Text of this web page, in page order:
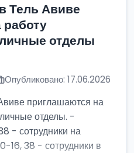
Тель Авиве
отделы
Опубликовано: 17.06.2026
приглашаются на
отделы. -
- сотрудники на
16, 38 - сотрудники в